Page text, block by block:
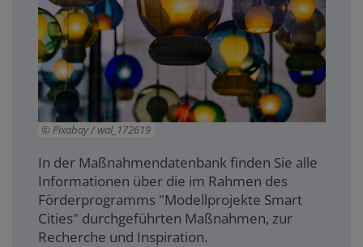
Pixabay / wal_172619
In der Maßnahmendatenbank finden Sie alle
Informationen über die im Rahmen des
Förderprogramms "Modellprojekte Smart
Cities" durchgeführten Maßnahmen, zur
Recherche und Inspiration.